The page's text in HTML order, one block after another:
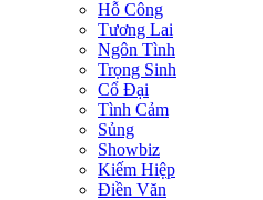
Hỗ Công
Tương Lai
Ngôn Tình
Trọng Sinh
Cổ Đại
Tình Cảm
Sủng
Showbiz
Kiếm Hiệp
Điền Văn